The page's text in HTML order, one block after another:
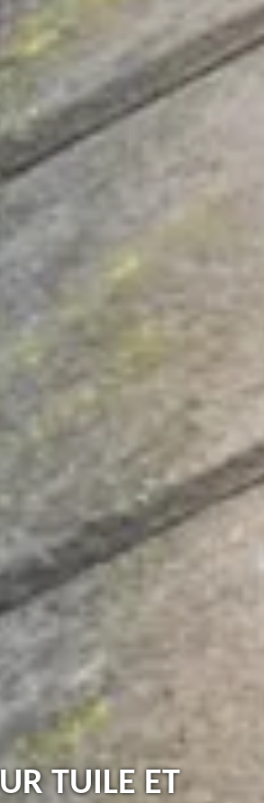
TUILE ET